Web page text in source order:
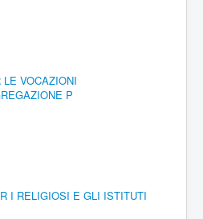
VOCAZIONI
P
I RELIGIOSI E GLI ISTITUTI